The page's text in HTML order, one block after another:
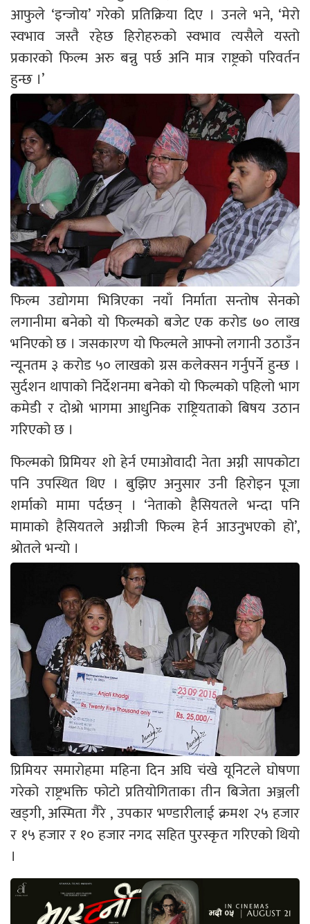
आफुले ‘इन्जोय’ गरेको प्रतिक्रिया दिए । उनले भने, ‘मेरो
स्वभाव जस्तै रहेछ हिरोहरुको स्वभाव त्यसैले यस्तो
प्रकारको फिल्म अरु बन्नु पर्छ अनि मात्र राष्ट्रको परिवर्तन
हुन्छ ।’
फिल्म उद्योगमा भित्रिएका नयाँ निर्माता सन्तोष सेनको
लगानीमा बनेको यो फिल्मको बजेट एक करोड ७० लाख
भनिएको छ । जसकारण यो फिल्मले आफ्नो लगानी उठाउँन
न्यूनतम ३ करोड ५० लाखको ग्रस कलेक्सन गर्नुपर्ने हुन्छ ।
सुर्दशन थापाको निर्देशनमा बनेको यो फिल्मको पहिलो भाग
कमेडी र दोश्रो भागमा आधुनिक राष्ट्रियताको बिषय उठान
गरिएको छ ।
फिल्मको प्रिमियर शो हेर्न एमाओवादी नेता अग्नी सापकोटा
पनि उपस्थित थिए । बुझिए अनुसार उनी हिरोइन पूजा
शर्माको मामा पर्दछन् । ‘नेताको हैसियतले भन्दा पनि
मामाको हैसियतले अग्नीजी फिल्म हेर्न आउनुभएको हो’,
श्रोतले भन्यो ।
प्रिमियर समारोहमा महिना दिन अघि चंखे यूनिटले घोषणा
गरेको राष्ट्रभक्ति फोटो प्रतियोगिताका तीन बिजेता अञ्जली
खड्गी, अस्मिता गैरे , उपकार भण्डारीलाई क्रमश २५ हजार
र १५ हजार र १० हजार नगद सहित पुरस्कृत गरिएको थियो
।